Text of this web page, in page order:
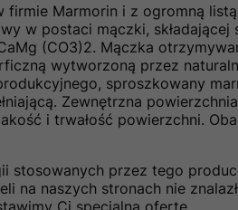
firmie Marmorin i z ogromną
w postaci mączki, składającej
(CO3)2. Mączka
wytworzoną przez
sproszkowany
Zewnętrzna
i trwałość powierzchni.
stosowanych przez tego
na naszych stronach nie
Ci specjalną ofertę.